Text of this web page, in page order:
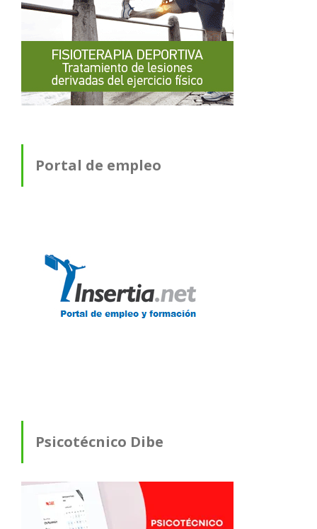
Portal de empleo
Psicotécnico Dibe